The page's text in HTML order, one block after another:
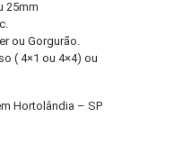
25mm
ou Gorgurão.
( 4×1 ou 4×4) ou
Hortolândia – SP